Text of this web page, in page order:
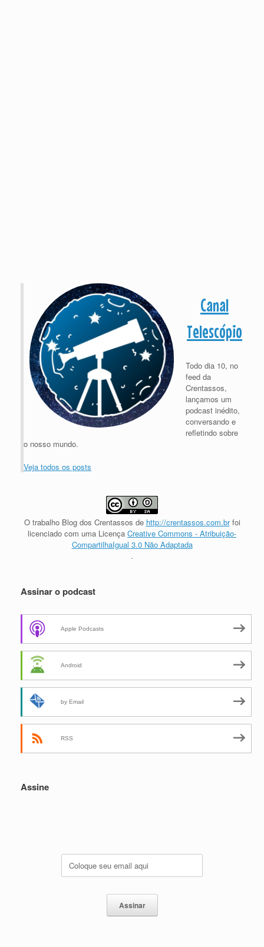
Canal
Telescópio
Todo dia 10, no
feed da
Crentassos,
lançamos um
podcast inédito,
conversando e
refletindo sobre
o nosso mundo.
Veja todos os posts
O trabalho Blog dos Crentassos de http://crentassos.com.brfoi
licenciado com uma Licença Creative Commons - Atribuição-
CompartilhaIgual 3.0 Não Adaptada
.
Assinar o podcast
Apple Podcasts
Android
by Email
RSS
Assine